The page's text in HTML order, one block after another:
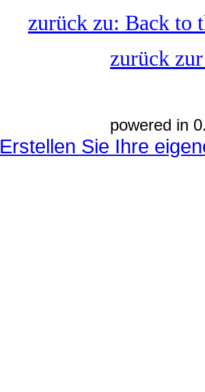
zurück zu: Back to
zurück
powered in
Erstellen Sie Ihre